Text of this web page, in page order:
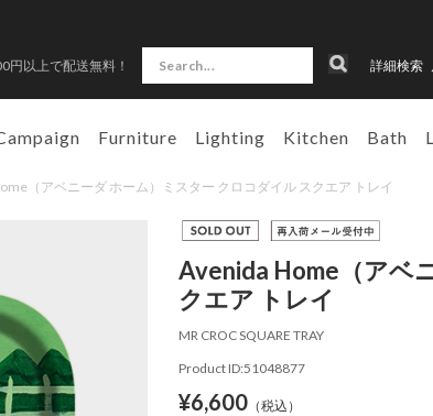
円以上で配送無料！ 詳細検索
Furniture Lighting Kitchen Bath
（アベニーダ ホーム）ミスター クロコダイル スクエア トレイ
Avenida Home（アベ
クエア トレイ
MR CROC SQUARE TRAY
Product ID:51048877
¥6,600（税込）